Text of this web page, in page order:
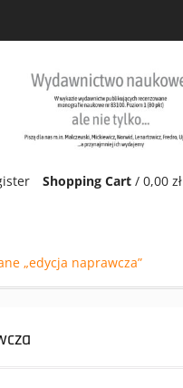
Shopping Cart /0,00zł
„edycja naprawcza”